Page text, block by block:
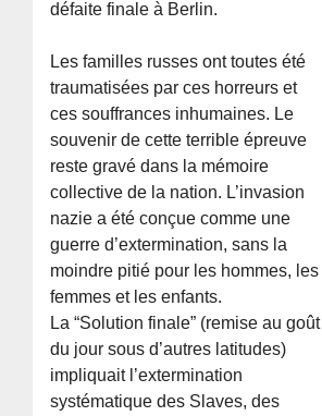
défaite finale à Berlin.
Les familles russes ont toutes été
traumatisées par ces horreurs et
ces souffrances inhumaines. Le
souvenir de cette terrible épreuve
reste gravé dans la mémoire
collective de la nation. L’invasion
nazie a été conçue comme une
guerre d’extermination, sans la
moindre pitié pour les hommes, les
femmes et les enfants.
La “Solution finale” (remise au goût
du jour sous d’autres latitudes)
impliquait l’extermination
systématique des Slaves, des